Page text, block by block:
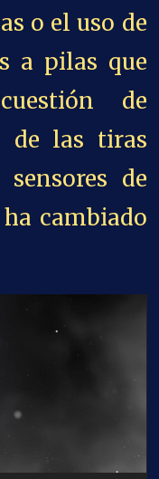
o el uso de
a pilas que
de
de las tiras
de
cambiado